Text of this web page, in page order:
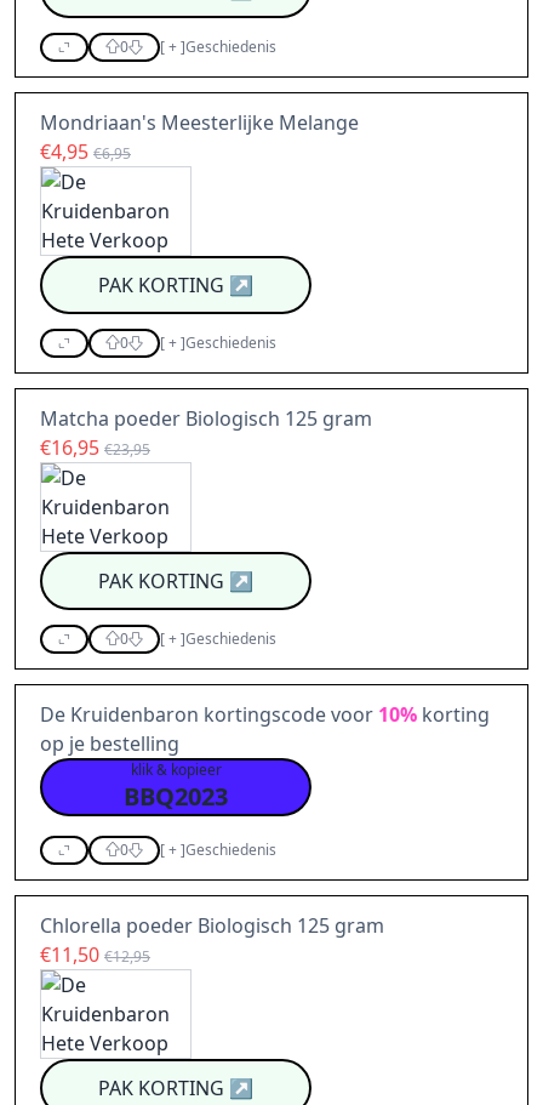
0 [+]Geschiedenis
Mondriaan's Meesterlijke Melange
€4,95 €6,95
PAK KORTING ↗
0 [+]Geschiedenis
Matcha poeder Biologisch 125 gram
€16,95 €23,95
PAK KORTING ↗
0 [+]Geschiedenis
De Kruidenbaron kortingscode voor 10% korting
op je bestelling
klik & kopieer
BBQ2023
0 [+]Geschiedenis
Chlorella poeder Biologisch 125 gram
€11,50 €12,95
PAK KORTING ↗